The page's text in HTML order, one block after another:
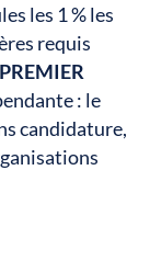
les 1 % les
requis
: le
candidature,